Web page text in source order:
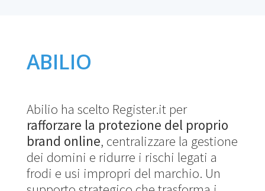
ABILIO
Abilio ha scelto Register.it per
rafforzare la protezione del proprio
brand online, centralizzare la gestione
dei domini e ridurre i rischi legati a
frodi e usi impropri del marchio. Un